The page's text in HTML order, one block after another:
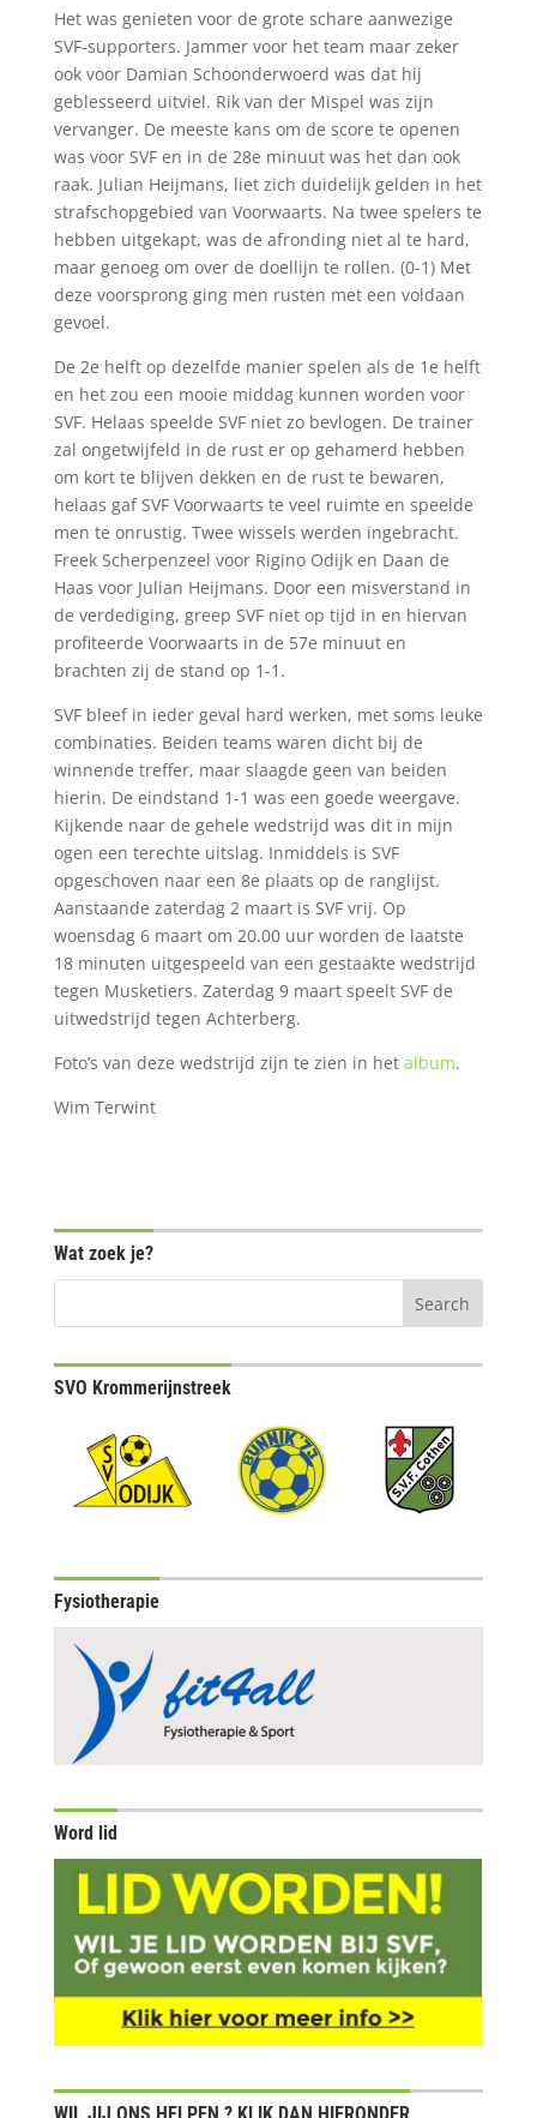
Het was genieten voor de grote schare aanwezige
SVF-supporters. Jammer voor het team maar zeker
ook voor Damian Schoonderwoerd was dat hij
geblesseerd uitviel. Rik van der Mispel was zijn
vervanger. De meeste kans om de score te openen
was voor SVF en in de 28e minuut was het dan ook
raak. Julian Heijmans, liet zich duidelijk gelden in het
strafschopgebied van Voorwaarts. Na twee spelers te
hebben uitgekapt, was de afronding niet al te hard,
maar genoeg om over de doellijn te rollen. (0-1) Met
deze voorsprong ging men rusten met een voldaan
gevoel.
De 2e helft op dezelfde manier spelen als de 1e helft
en het zou een mooie middag kunnen worden voor
SVF. Helaas speelde SVF niet zo bevlogen. De trainer
zal ongetwijfeld in de rust er op gehamerd hebben
om kort te blijven dekken en de rust te bewaren,
helaas gaf SVF Voorwaarts te veel ruimte en speelde
men te onrustig. Twee wissels werden ingebracht.
Freek Scherpenzeel voor Rigino Odijk en Daan de
Haas voor Julian Heijmans. Door een misverstand in
de verdediging, greep SVF niet op tijd in en hiervan
profiteerde Voorwaarts in de 57e minuut en
brachten zij de stand op 1-1.
SVF bleef in ieder geval hard werken, met soms leuke
combinaties. Beiden teams waren dicht bij de
winnende treffer, maar slaagde geen van beiden
hierin. De eindstand 1-1 was een goede weergave.
Kijkende naar de gehele wedstrijd was dit in mijn
ogen een terechte uitslag. Inmiddels is SVF
opgeschoven naar een 8e plaats op de ranglijst.
Aanstaande zaterdag 2 maart is SVF vrij. Op
woensdag 6 maart om 20.00 uur worden de laatste
18 minuten uitgespeeld van een gestaakte wedstrijd
tegen Musketiers. Zaterdag 9 maart speelt SVF de
uitwedstrijd tegen Achterberg.
Foto’s van deze wedstrijd zijn te zien in het album.
Wim Terwint
Wat zoek je?
SVO Krommerijnstreek
Fysiotherapie
Word lid